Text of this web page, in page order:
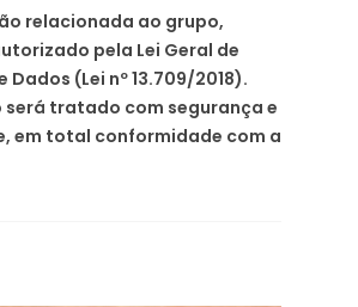
relacionada ao grupo,
pela Lei Geral de
Dados (Lei nº 13.709/2018).
será tratado com segurança e
em total conformidade com a